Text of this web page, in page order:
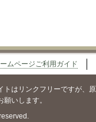
ムページご利用ガイド
トはリンクフリーですが、
願いします。